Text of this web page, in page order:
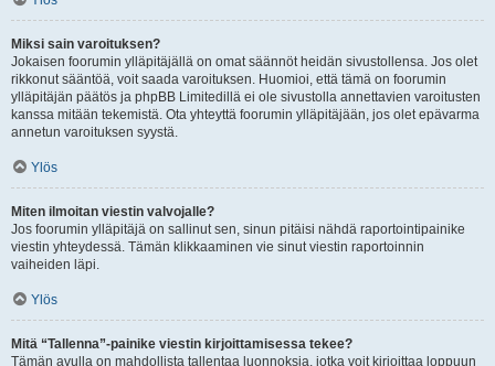
Miksi sain varoituksen?
Jokaisen foorumin ylläpitäjällä on omat säännöt heidän sivustollensa. Jos olet
rikkonut sääntöä, voit saada varoituksen. Huomioi, että tämä on foorumin
ylläpitäjän päätös ja phpBB Limitedillä ei ole sivustolla annettavien varoitusten
kanssa mitään tekemistä. Ota yhteyttä foorumin ylläpitäjään, jos olet epävarma
annetun varoituksen syystä.
Ylös
Miten ilmoitan viestin valvojalle?
Jos foorumin ylläpitäjä on sallinut sen, sinun pitäisi nähdä raportointipainike
viestin yhteydessä. Tämän klikkaaminen vie sinut viestin raportoinnin
vaiheiden läpi.
Ylös
Mitä “Tallenna”-painike viestin kirjoittamisessa tekee?
Tämän avulla on mahdollista tallentaa luonnoksia, jotka voit kirjoittaa loppuun